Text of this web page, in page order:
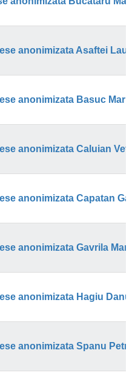
anonimizata Basuc
anonimizata Caluian
anonimizata Capatan
anonimizata Gavrila
anonimizata Hagiu
anonimizata Spanu